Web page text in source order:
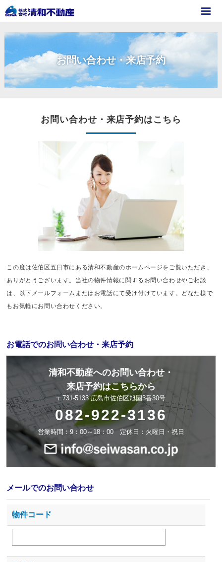
お問い合わせ・来店予約
お問い合わせ・来店予約はこちら
この度は佐伯区五日市にある清和不動産のホームページをご覧いただき、
ありがとうございます。当社の物件情報に関するお問い合わせやご相談
は、以下メールフォームまたはお電話にて受け付けています。どなた様で
もお気軽にお問い合わせください。
お電話でのお問い合わせ・来店予約
清和不動産へのお問い合わせ・
来店予約はこちらから
〒731-5133 広島市佐伯区旭園3番30号
082-922-3136
営業時間：9：00～18：00 定休日：火曜日・祝日
メールでのお問い合わせ
物件コード